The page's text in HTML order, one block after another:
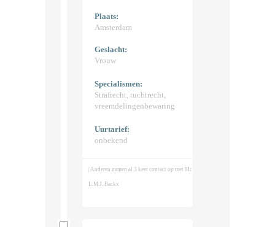
Plaats:
Amsterdam
Geslacht:
Vrouw
Specialismen:
Strafrecht, tuchtrecht,
vreemdelingenbewaring
Uurtarief:
onbekend
| Anderen namen al 3 keer contact op met Mr.
L.M.J. Backx